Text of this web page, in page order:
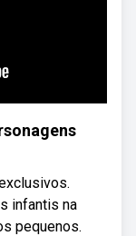
infantis na
pequenos.